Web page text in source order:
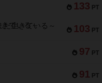
133 PT
103 PT
生きている～
97 PT
91 PT